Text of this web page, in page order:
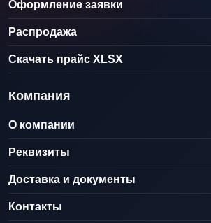
Оформление заявки
Распродажа
Скачать прайс XLSX
Компания
О компании
Реквизиты
Доставка и документы
Контакты